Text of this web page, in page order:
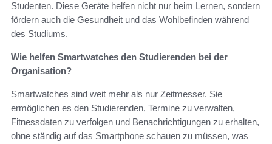
Studenten. Diese Geräte helfen nicht nur beim Lernen, sondern
fördern auch die Gesundheit und das Wohlbefinden während
des Studiums.
Wie helfen Smartwatches den Studierenden bei der
Organisation?
Smartwatches sind weit mehr als nur Zeitmesser. Sie
ermöglichen es den Studierenden, Termine zu verwalten,
Fitnessdaten zu verfolgen und Benachrichtigungen zu erhalten,
ohne ständig auf das Smartphone schauen zu müssen, was